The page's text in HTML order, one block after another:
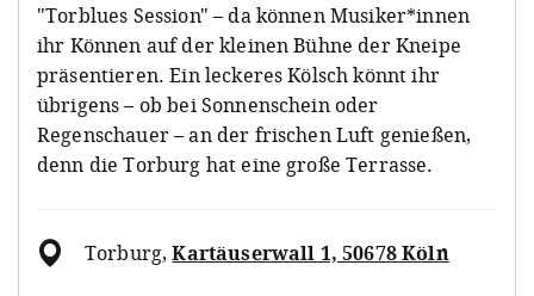
"Torblues Session" – da können Musiker*innen
ihr Können auf der kleinen Bühne der Kneipe
präsentieren. Ein leckeres Kölsch könnt ihr
übrigens – ob bei Sonnenschein oder
Regenschauer – an der frischen Luft genießen,
denn die Torburg hat eine große Terrasse.
Torburg,Kartäuserwall 1, 50678 Köln